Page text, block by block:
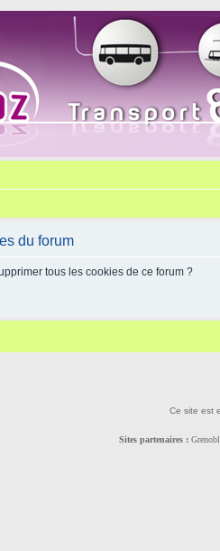
du forum
tous les cookies de ce forum ?
Ce site est
Sites partenaires :